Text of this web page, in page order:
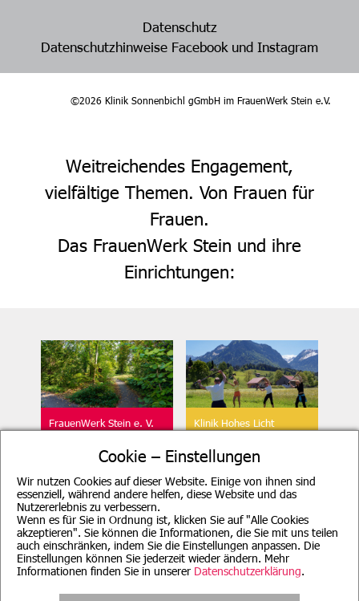
Datenschutz
Datenschutzhinweise Facebook und Instagram
©2026 Klinik Sonnenbichl gGmbH im FrauenWerk Stein e.V.
Weitreichendes Engagement,
vielfältige Themen. Von Frauen für
Frauen.
Das FrauenWerk Stein und ihre
Einrichtungen:
FrauenWerk Stein e. V.
Klinik Hohes Licht
Beratung für Mutter, Mutter-
Kind, Vater, Vater-Kind und
pflegende Angehörige
Evang. Familien-
Bildungsstätte, München
Cookie – Einstellungen
Wir nutzen Cookies auf dieser Website. Einige von ihnen sind
essenziell, während andere helfen, diese Website und das
Nutzererlebnis zu verbessern.
Wenn es für Sie in Ordnung ist, klicken Sie auf "Alle Cookies
akzeptieren". Sie können die Informationen, die Sie mit uns teilen
auch einschränken, indem Sie die Einstellungen anpassen. Die
Einstellungen können Sie jederzeit wieder ändern. Mehr
Informationen finden Sie in unserer Datenschutzerklärung.